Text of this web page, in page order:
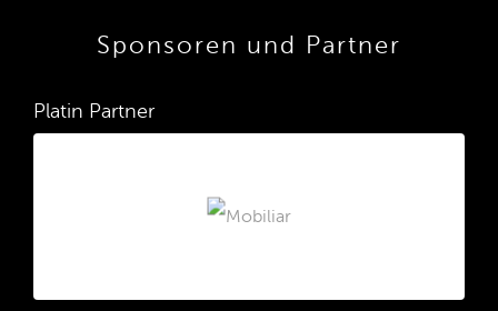
Sponsoren und Partner
Platin Partner